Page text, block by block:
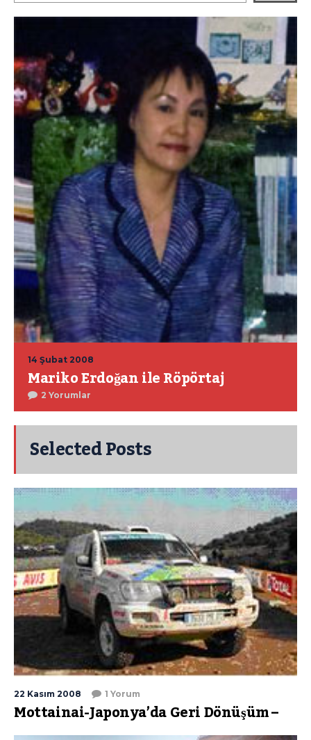
14 Şubat 2008
Mariko Erdoğan ile Röpörtaj
2 Yorumlar
Selected Posts
22 Kasım 2008 1 Yorum
Mottainai-Japonya’da Geri Dönüşüm –